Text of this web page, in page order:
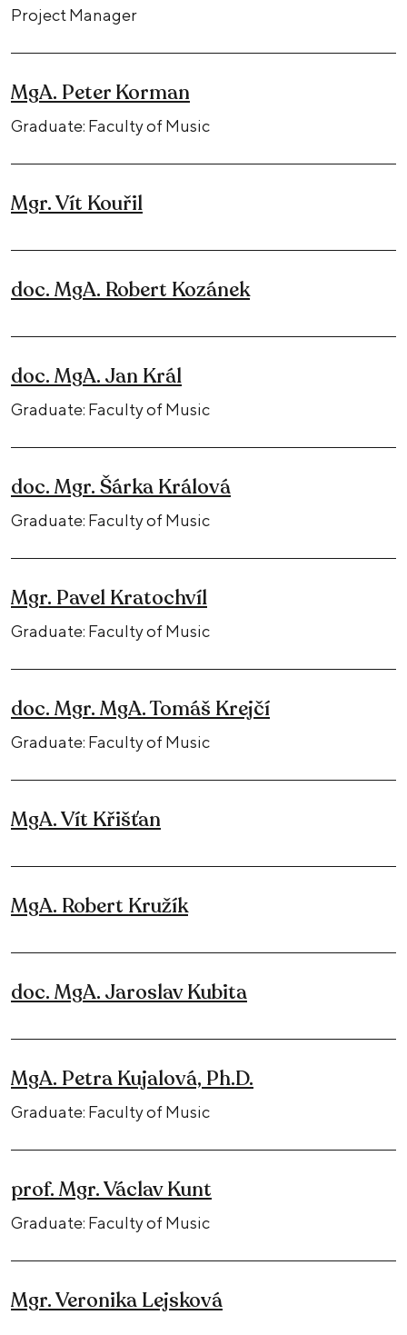
Project Manager
MgA. Peter Korman
Graduate: Faculty of Music
Mgr. Vít Kouřil
doc. MgA. Robert Kozánek
doc. MgA. Jan Král
Graduate: Faculty of Music
doc. Mgr. Šárka Králová
Graduate: Faculty of Music
Mgr. Pavel Kratochvíl
Graduate: Faculty of Music
doc. Mgr. MgA. Tomáš Krejčí
Graduate: Faculty of Music
MgA. Vít Křišťan
MgA. Robert Kružík
doc. MgA. Jaroslav Kubita
MgA. Petra Kujalová, Ph.D.
Graduate: Faculty of Music
prof. Mgr. Václav Kunt
Graduate: Faculty of Music
Mgr. Veronika Lejsková